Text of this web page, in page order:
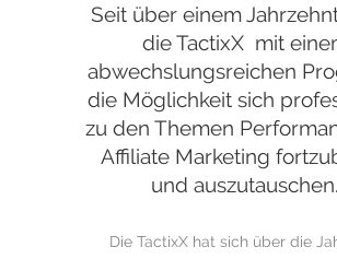
Seit über einem
die TactixX mit
abwechslungsreichen
die Möglichkeit sich
zu den Themen
Affiliate Marketing
und auszutauschen.
Die TactixX hat sich über die